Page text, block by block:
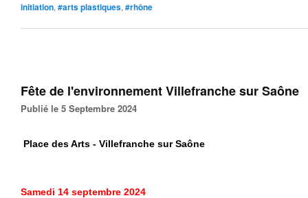
initiation, #arts plastiques, #rhône
Fête de l'environnement Villefranche sur Saône
Publié le 5 Septembre 2024
Place des Arts - Villefranche sur Saône
Samedi 14 septembre 2024